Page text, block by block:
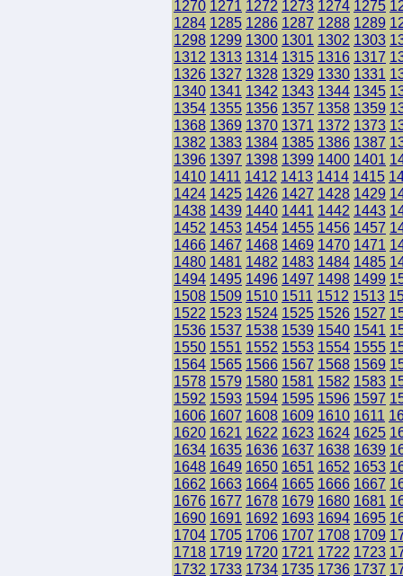
1270 1271 1272 1273 1274 1275
1284 1285 1286 1287 1288 1289
1298 1299 1300 1301 1302 1303
1312 1313 1314 1315 1316 1317
1326 1327 1328 1329 1330 1331
1340 1341 1342 1343 1344 1345
1354 1355 1356 1357 1358 1359
1368 1369 1370 1371 1372 1373
1382 1383 1384 1385 1386 1387
1396 1397 1398 1399 1400 1401
1410 1411 1412 1413 1414 1415
1424 1425 1426 1427 1428 1429
1438 1439 1440 1441 1442 1443
1452 1453 1454 1455 1456 1457
1466 1467 1468 1469 1470 1471
1480 1481 1482 1483 1484 1485
1494 1495 1496 1497 1498 1499
1508 1509 1510 1511 1512 1513
1522 1523 1524 1525 1526 1527
1536 1537 1538 1539 1540 1541
1550 1551 1552 1553 1554 1555
1564 1565 1566 1567 1568 1569
1578 1579 1580 1581 1582 1583
1592 1593 1594 1595 1596 1597
1606 1607 1608 1609 1610 1611
1620 1621 1622 1623 1624 1625
1634 1635 1636 1637 1638 1639
1648 1649 1650 1651 1652 1653
1662 1663 1664 1665 1666 1667
1676 1677 1678 1679 1680 1681
1690 1691 1692 1693 1694 1695
1704 1705 1706 1707 1708 1709
1718 1719 1720 1721 1722 1723
1732 1733 1734 1735 1736 1737